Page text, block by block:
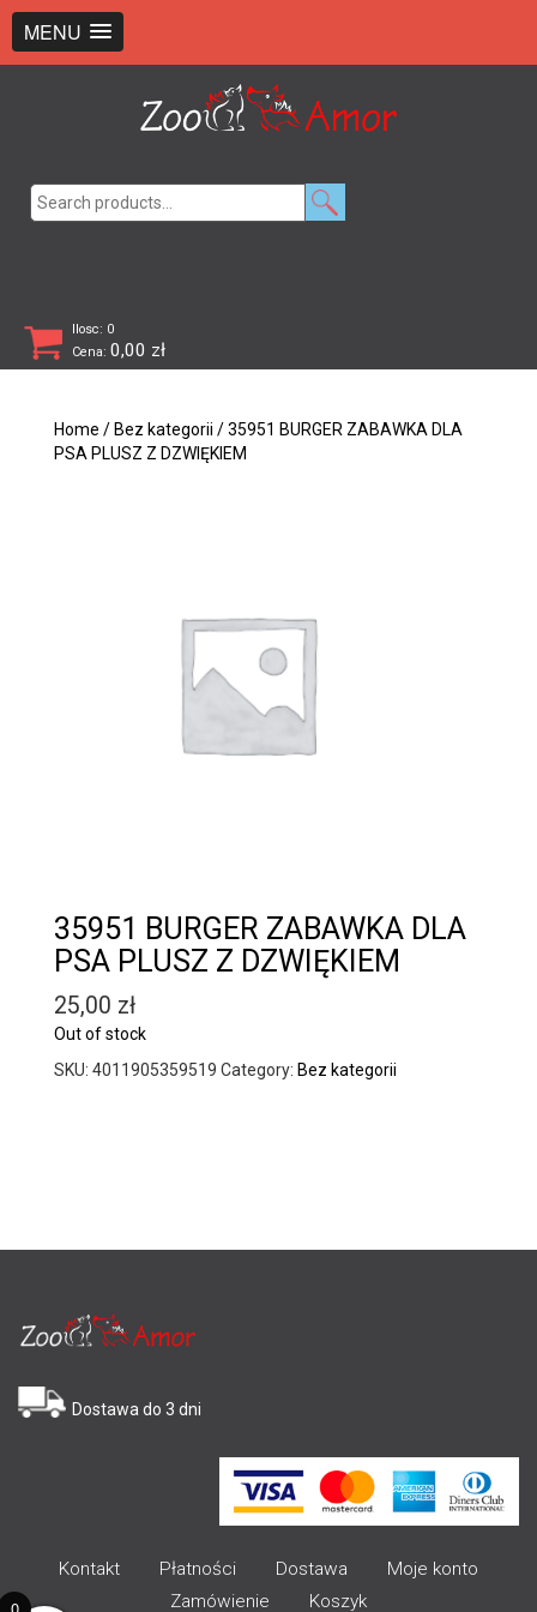
MENU
Ilosc: 0
Cena: 0,00 zł
Home / Bez kategorii / 35951 BURGER ZABAWKA DLA
PSA PLUSZ Z DZWIĘKIEM
35951 BURGER ZABAWKA DLA
PSA PLUSZ Z DZWIĘKIEM
25,00 zł
Out of stock
SKU: 4011905359519 Category: Bez kategorii
Dostawa do 3 dni
Kontakt Płatności Dostawa
Moje konto
Zamówienie
Koszyk